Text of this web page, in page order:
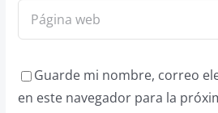
Guarde mi nombre, correo
en este navegador para la